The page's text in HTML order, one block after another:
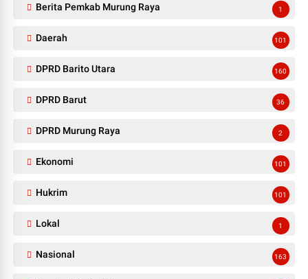
Berita Pemkab Murung Raya 1
Daerah 101
DPRD Barito Utara 160
DPRD Barut 36
DPRD Murung Raya 2
Ekonomi 101
Hukrim 101
Lokal 1
Nasional 163